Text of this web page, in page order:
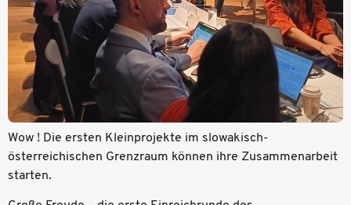
Wow ! Die ersten Kleinprojekte im slowakisch-
österreichischen Grenzraum können ihre Zusammenarbeit
starten.